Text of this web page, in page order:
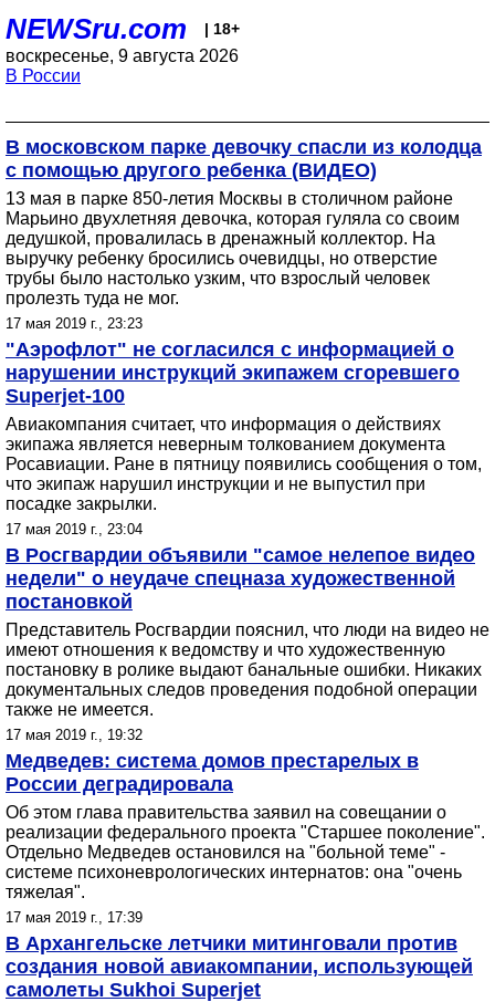
NEWSru.com | 18+
воскресенье, 9 августа 2026
В России
В московском парке девочку спасли из колодца
с помощью другого ребенка (ВИДЕО)
13 мая в парке 850-летия Москвы в столичном районе
Марьино двухлетняя девочка, которая гуляла со своим
дедушкой, провалилась в дренажный коллектор. На
выручку ребенку бросились очевидцы, но отверстие
трубы было настолько узким, что взрослый человек
пролезть туда не мог.
17 мая 2019 г., 23:23
"Аэрофлот" не согласился с информацией о
нарушении инструкций экипажем сгоревшего
Superjet-100
Авиакомпания считает, что информация о действиях
экипажа является неверным толкованием документа
Росавиации. Ране в пятницу появились сообщения о том,
что экипаж нарушил инструкции и не выпустил при
посадке закрылки.
17 мая 2019 г., 23:04
В Росгвардии объявили "самое нелепое видео
недели" о неудаче спецназа художественной
постановкой
Представитель Росгвардии пояснил, что люди на видео не
имеют отношения к ведомству и что художественную
постановку в ролике выдают банальные ошибки. Никаких
документальных следов проведения подобной операции
также не имеется.
17 мая 2019 г., 19:32
Медведев: система домов престарелых в
России деградировала
Об этом глава правительства заявил на совещании о
реализации федерального проекта "Старшее поколение".
Отдельно Медведев остановился на "больной теме" -
системе психоневрологических интернатов: она "очень
тяжелая".
17 мая 2019 г., 17:39
В Архангельске летчики митинговали против
создания новой авиакомпании, использующей
самолеты Sukhoi Superjet